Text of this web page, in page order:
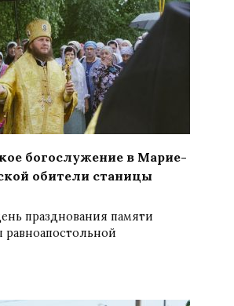
богослужение в Марие-
обители станицы
празднования памяти